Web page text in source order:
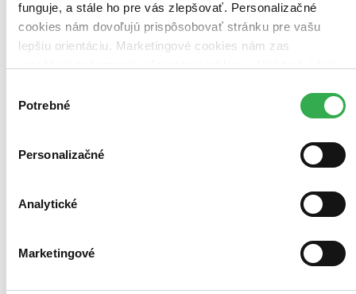
funguje, a stále ho pre vás zlepšovať. Personalizačné
cookies nám dovoľujú prispôsobovať stránku pre vašu
lepšiu orientáciu. Marketingové cookies nám zas
keby sme mohli používať všetky tieto cookies. Ďakujeme!
súhlasu
Potrebné
Personalizačné
Analytické
Marketingové